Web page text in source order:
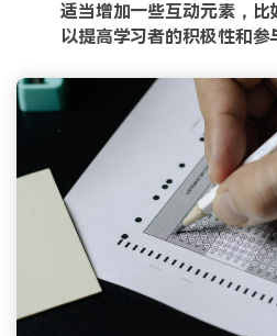
适当增加一些互动元素，
以提高学习者的积极性和参